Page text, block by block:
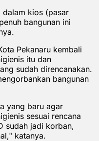
kios (pasar
bangunan ini
Pekanaru kembali
itu dan
sudah direncanakan.
bangunan
yang baru agar
sesuai rencana
sudah jadi korban,
katanya.